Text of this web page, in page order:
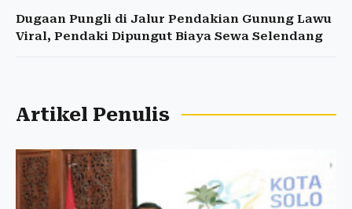
Dugaan Pungli di Jalur Pendakian Gunung Lawu
Viral, Pendaki Dipungut Biaya Sewa Selendang
Artikel Penulis